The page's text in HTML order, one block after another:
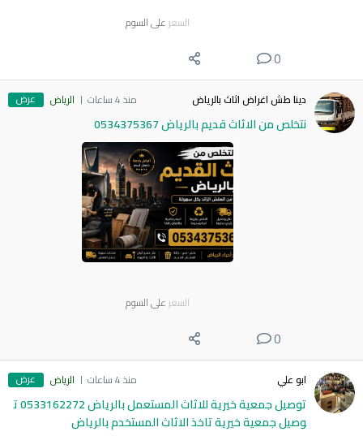
السعر على السوم
0
دينا طش اغراض اثاث بالرياض منذ 4 ساعات الرياض عرض
نتخلص من الاثاث قديم بالرياض 0534375367
السعر على السوم
0
ابو علي منذ 4 ساعات الرياض عرض
توصيل جمعية خيرية للاثاث المستعمل بالرياض 0533162272 ت
وصيل جمعية خيرية تاخذ الاثاث المستخدم بالرياض